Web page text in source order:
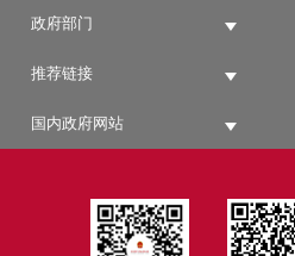
政府部门
推荐链接
国内政府网站